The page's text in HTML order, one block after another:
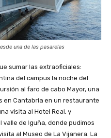
una de las pasarelas
sumar las extraoficiales:
del campus la noche del
al faro de cabo Mayor, una
en Cantabria en un restaurante
visita al Hotel Real, y
de Iguña, donde pudimos
al Museo de La Vijanera. La